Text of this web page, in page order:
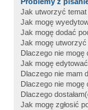
Jak utworzyć temat
Jak mogę
Jak mogę dodać
Jak mogę utworzyć
Dlaczego nie mogę
Jak mogę
Dlaczego nie mam
Dlaczego nie mogę
Dlaczego
Jak mogę zgłosić